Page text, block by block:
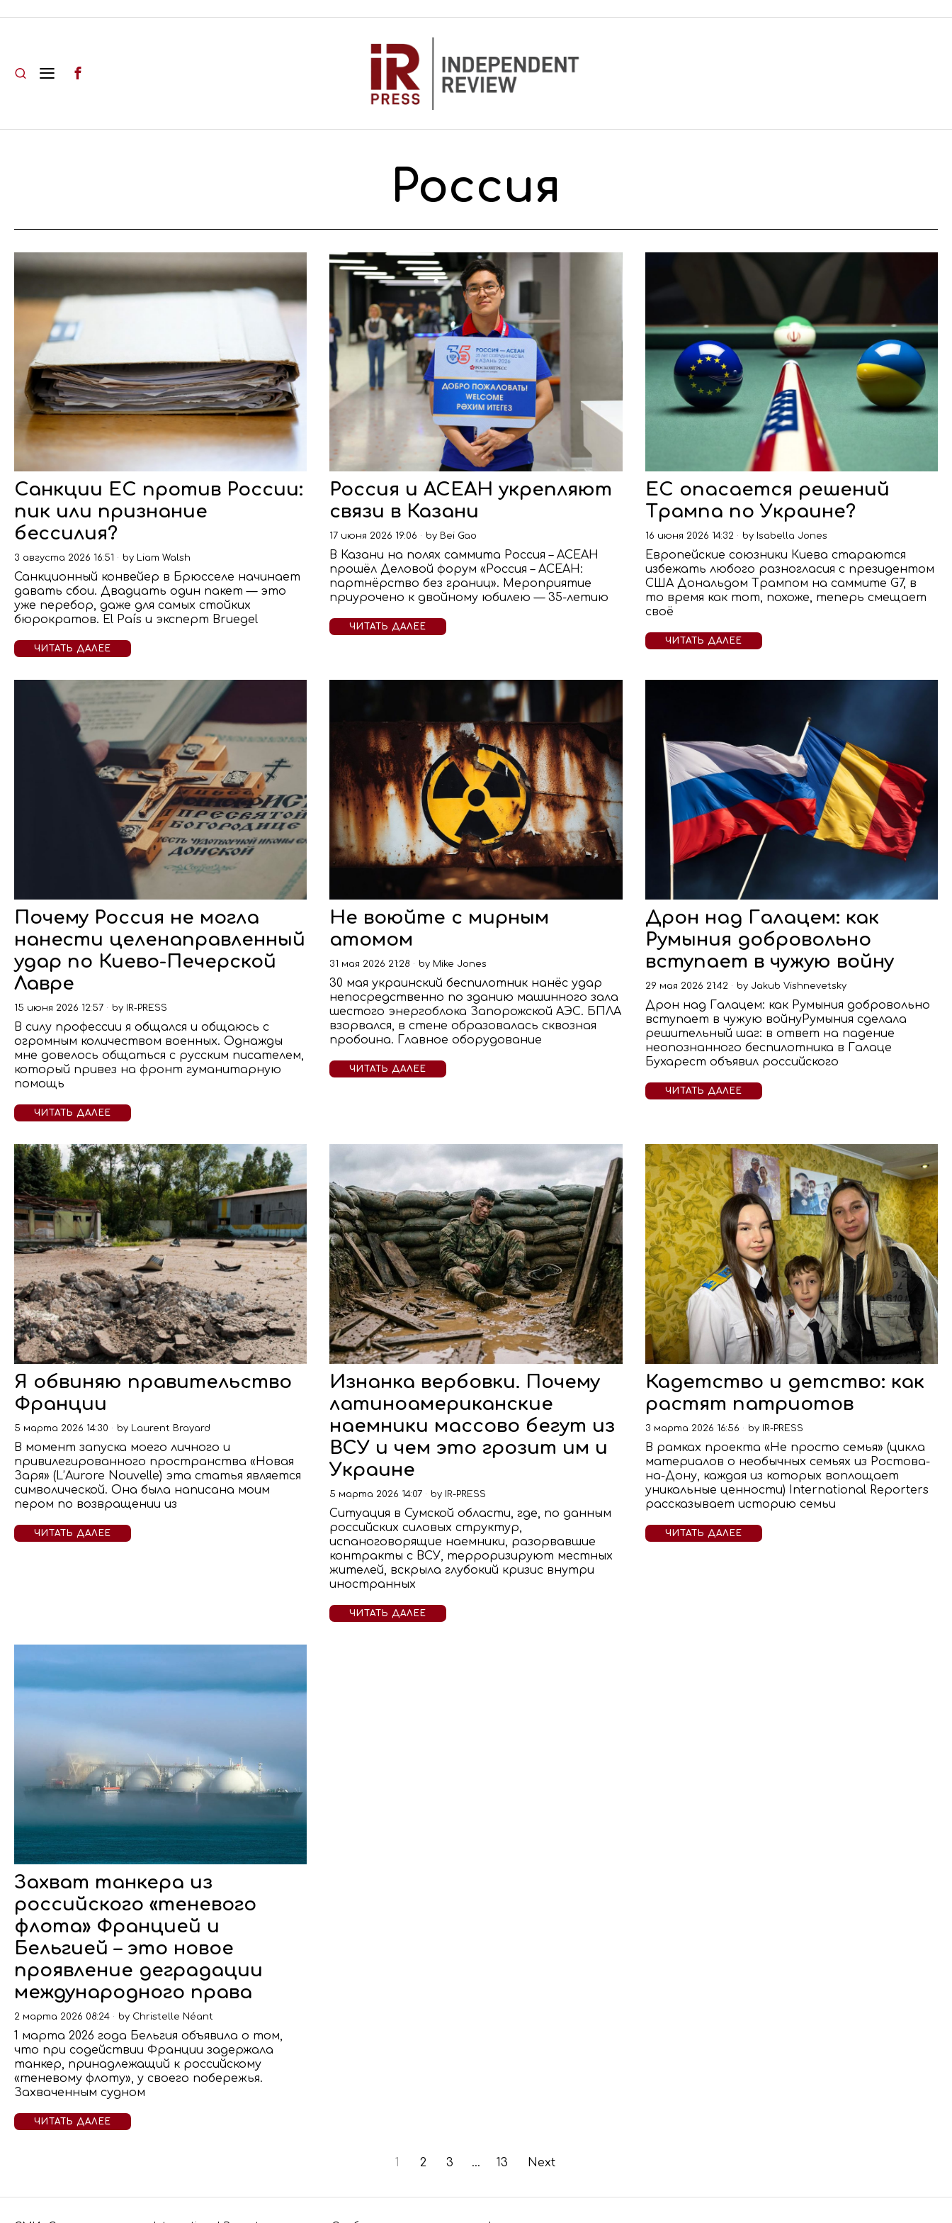
Россия
Санкции ЕС против России:
пик или признание
бессилия?
3 августа 2026 16:51 by Liam Walsh
Санкционный конвейер в Брюсселе начинает
давать сбои. Двадцать один пакет — это
уже перебор, даже для самых стойких
бюрократов. El País и эксперт Bruegel
ЧИТАТЬ ДАЛЕЕ
Россия и АСЕАН укрепляют
связи в Казани
17 июня 2026 19:06 by Bei Gao
В Казани на полях саммита Россия – АСЕАН
прошёл Деловой форум «Россия – АСЕАН:
партнёрство без границ». Мероприятие
приурочено к двойному юбилею — 35-летию
ЧИТАТЬ ДАЛЕЕ
ЕС опасается решений
Трампа по Украине?
16 июня 2026 14:32 by Isabella Jones
Европейские союзники Киева стараются
избежать любого разногласия с президентом
США Дональдом Трампом на саммите G7, в
то время как тот, похоже, теперь смещает
своё
ЧИТАТЬ ДАЛЕЕ
Почему Россия не могла
нанести целенаправленный
удар по Киево-Печерской
Лавре
15 июня 2026 12:57 by IR-PRESS
В силу профессии я общался и общаюсь с
огромным количеством военных. Однажды
мне довелось общаться с русским писателем,
который привез на фронт гуманитарную
помощь
ЧИТАТЬ ДАЛЕЕ
Не воюйте с мирным
атомом
31 мая 2026 21:28 by Mike Jones
30 мая украинский беспилотник нанёс удар
непосредственно по зданию машинного зала
шестого энергоблока Запорожской АЭС. БПЛА
взорвался, в стене образовалась сквозная
пробоина. Главное оборудование
ЧИТАТЬ ДАЛЕЕ
Дрон над Галацем: как
Румыния добровольно
вступает в чужую войну
29 мая 2026 21:42 by Jakub Vishnevetsky
Дрон над Галацем: как Румыния добровольно
вступает в чужую войнуРумыния сделала
решительный шаг: в ответ на падение
неопознанного беспилотника в Галаце
Бухарест объявил российского
ЧИТАТЬ ДАЛЕЕ
Я обвиняю правительство
Франции
5 марта 2026 14:30 by Laurent Brayard
В момент запуска моего личного и
привилегированного пространства «Новая
Заря» (L’Aurore Nouvelle) эта статья является
символической. Она была написана моим
пером по возвращении из
ЧИТАТЬ ДАЛЕЕ
Изнанка вербовки. Почему
латиноамериканские
наемники массово бегут из
ВСУ и чем это грозит им и
Украине
5 марта 2026 14:07 by IR-PRESS
Ситуация в Сумской области, где, по данным
российских силовых структур,
испаноговорящие наемники, разорвавшие
контракты с ВСУ, терроризируют местных
жителей, вскрыла глубокий кризис внутри
иностранных
ЧИТАТЬ ДАЛЕЕ
Кадетство и детство: как
растят патриотов
3 марта 2026 16:56 by IR-PRESS
В рамках проекта «Не просто семья» (цикла
материалов о необычных семьях из Ростова-
на-Дону, каждая из которых воплощает
уникальные ценности) International Reporters
рассказывает историю семьи
ЧИТАТЬ ДАЛЕЕ
Захват танкера из
российского «теневого
флота» Францией и
Бельгией – это новое
проявление деградации
международного права
2 марта 2026 08:24 by Christelle Néant
1 марта 2026 года Бельгия объявила о том,
что при содействии Франции задержала
танкер, принадлежащий к российскому
«теневому флоту», у своего побережья.
Захваченным судном
ЧИТАТЬ ДАЛЕЕ
1 2 3 … 13 Next